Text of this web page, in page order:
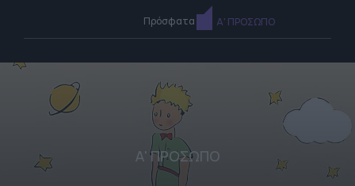
Πρόσφατα Α' ΠΡΟΣΩΠΟ
Α' ΠΡΟΣΩΠΟ